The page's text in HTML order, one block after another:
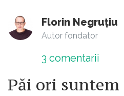
Florin Negruțiu
Autor fondator
3 comentarii
Păi ori suntem